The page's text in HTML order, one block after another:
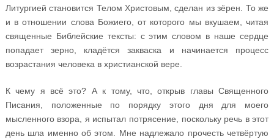
Литургией становится Телом Христовым, сделан из зёрен. То же
и в отношении слова Божиего, от которого мы вкушаем, читая
священные Библейские тексты: с этим словом в наше сердце
попадает зерно, кладётся закваска и начинается процесс
возрастания человека в христианской вере.
К чему я всё это? А к тому, что, открыв главы Священного
Писания, положенные по порядку этого дня для моего
мысленного взора, я испытал потрясение, поскольку речь в этот
день шла именно об этом. Мне надлежало прочесть четвёртую